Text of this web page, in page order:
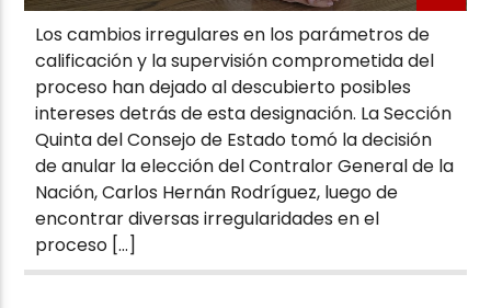
Los cambios irregulares en los parámetros de
calificación y la supervisión comprometida del
proceso han dejado al descubierto posibles
intereses detrás de esta designación. La Sección
Quinta del Consejo de Estado tomó la decisión
de anular la elección del Contralor General de la
Nación, Carlos Hernán Rodríguez, luego de
encontrar diversas irregularidades en el
proceso […]